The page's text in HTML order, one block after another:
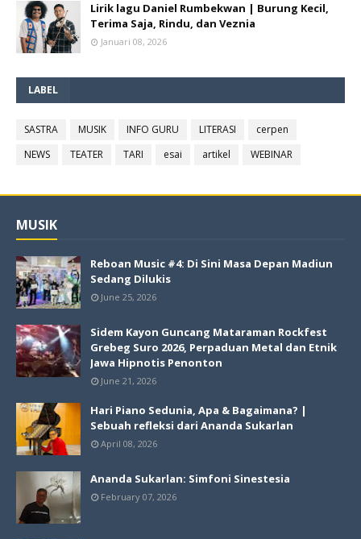
Lirik lagu Daniel Rumbekwan | Burung Kecil,
Terima Saja, Rindu, dan Veznia
Januari 08, 2026
LABEL
SASTRA MUSIK INFO GURU LITERASI
cerpen
NEWS
TEATER TARI esai artikel WEBINAR
MUSIK
Reboan Music #4: Di Sini Masa Depan Madiun
Sedang Dilukis
June 25, 2026
Sidem Kayon Guncang Mataraman Rockfest
Grebeg Suro 2026, Perpaduan Metal dan Etnik
Jawa Hipnotis Penonton
June 21, 2026
Hari Piano Sedunia, Apa & Bagaimana? |
Sebuah refleksi dari Ananda Sukarlan
April 08, 2026
Ananda Sukarlan: Simfoni Sinestesia
February 07, 2026